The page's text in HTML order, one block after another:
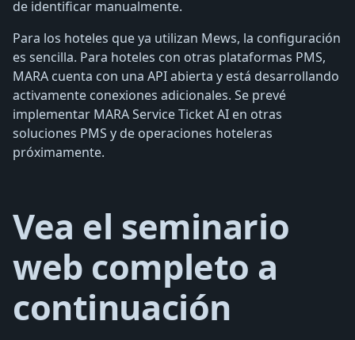
de identificar manualmente.
Para los hoteles que ya utilizan Mews, la configuración
es sencilla. Para hoteles con otras plataformas PMS,
MARA cuenta con una API abierta y está desarrollando
activamente conexiones adicionales. Se prevé
implementar MARA Service Ticket AI en otras
soluciones PMS y de operaciones hoteleras
próximamente.
Vea el seminario
web completo a
continuación